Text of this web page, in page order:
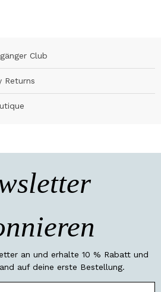
Club
Returns
an und erhalte 10 % Rabatt und
auf deine erste Bestellung.